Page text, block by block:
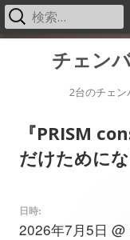
チェン
2台のチェン
メ
検
『PRISM
だけためにな
日時:
2026年7月5日